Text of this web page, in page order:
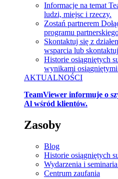
Informacje na temat
ludzi, miejsc i rzeczy.
Zostań partnerem
programu
Skontaktuj się z
wsparcia lub
Historie osiągniętych
wynikami
AKTUALNOŚCI
TeamViewer informuje o
Al wśród klientów.
Zasoby
Blog
Historie osiągniętych
Wydarzenia i
Centrum zaufania